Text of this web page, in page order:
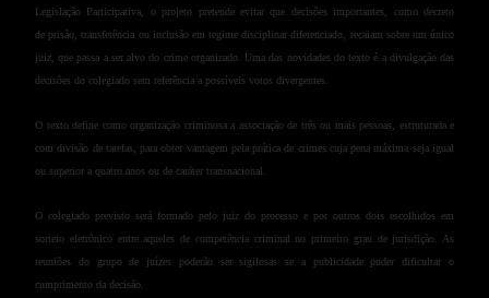
Legislação Participativa, o projeto pretende evitar que decisões importantes, como decreto
de prisão, transferência ou inclusão em regime disciplinar diferenciado, recaiam sobre um único
juiz, que passa a ser alvo do crime organizado. Uma das novidades do texto é a divulgação das
decisões do colegiado sem referência a possíveis votos divergentes.
O texto define como organização criminosa a associação de três ou mais pessoas, estruturada e
com divisão de tarefas, para obter vantagem pela prática de crimes cuja pena máxima seja igual
ou superior a quatro anos ou de caráter transnacional.
O colegiado previsto será formado pelo juiz do processo e por outros dois escolhidos em
sorteio eletrônico entre aqueles de competência criminal no primeiro grau de jurisdição. As
reuniões do grupo de juízes poderão ser sigilosas se a publicidade puder dificultar o
cumprimento da decisão.